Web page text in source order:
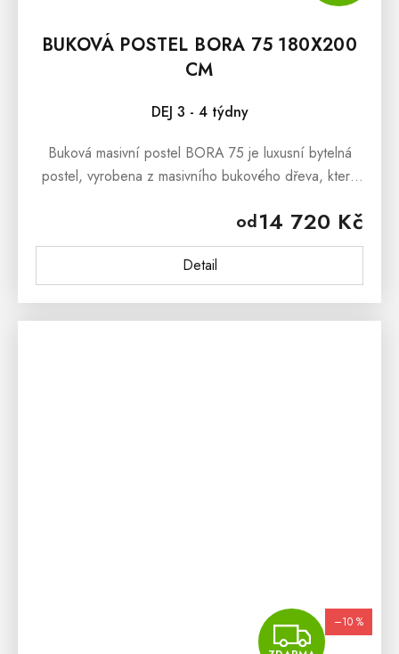
BUKOVÁ POSTEL BORA 75 180X200
CM
DEJ 3 - 4 týdny
od14 720 Kč
Detail
Buková masivní postel BORA 75 je luxusní bytelná
postel, vyrobena z masivního bukového dřeva, která
provedenímBuková masivní...
–10 %